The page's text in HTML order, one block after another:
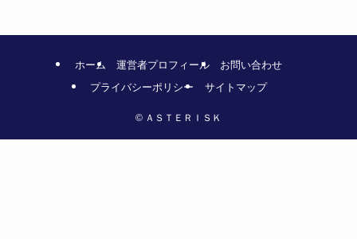
ホーム 運営者プロフィール
お問い合わせ
プライバシーポリシー
サイトマップ
© ＡＳＴＥＲＩＳＫ